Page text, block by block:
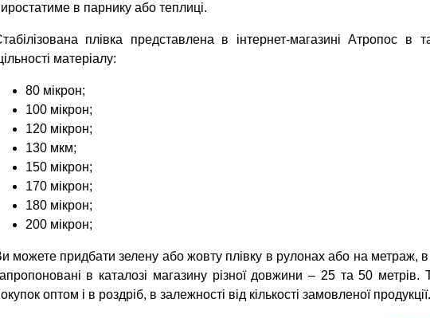
в парнику або теплиці.
плівка представлена в інтернет-магазині Атропос в
матеріалу:
80 мікрон;
100 мікрон;
120 мікрон;
130 мкм;
150 мікрон;
170 мікрон;
180 мікрон;
200 мікрон;
можете придбати зелену або жовту плівку в рулонах або на метраж,
в каталозі магазину різної довжини – 25 та 50
оптом і в роздріб, в залежності від кількості замовленої продукції.